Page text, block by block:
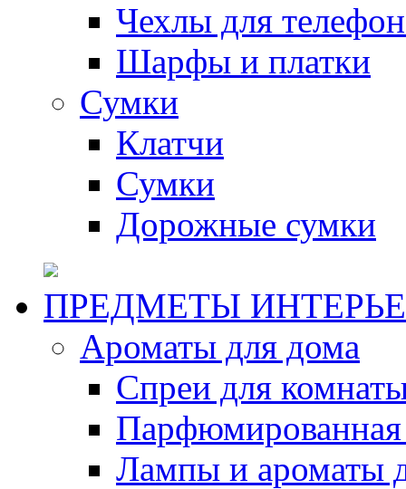
Чехлы для
Шарфы и платки
Сумки
Клатчи
Сумки
Дорожные сумки
ПРЕДМЕТЫ
Ароматы для дома
Спреи для
Парфюмированная
Лампы и ароматы